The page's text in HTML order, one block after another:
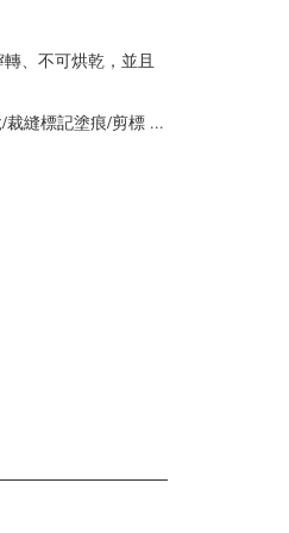
、不可烘乾，並且
縫標記塗痕/剪標 ...